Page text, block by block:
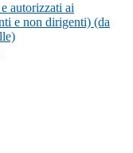
autorizzati ai
e non dirigenti) (da